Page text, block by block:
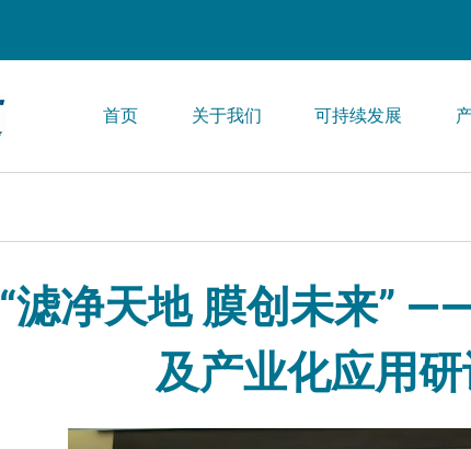
首页 关于我们 可持续发展
“滤净天地 膜创未来”
及产业化应用